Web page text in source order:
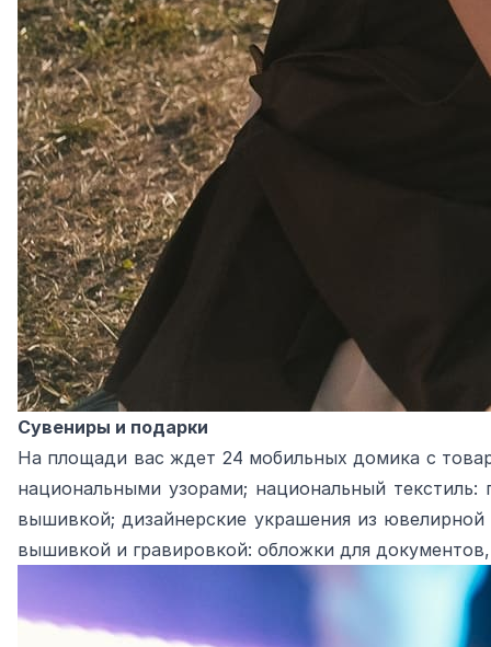
Сувениры и подарки
На площади вас ждет 24 мобильных домика с
национальными узорами; национальный
вышивкой; дизайнерские украшения из
вышивкой и гравировкой: обложки для